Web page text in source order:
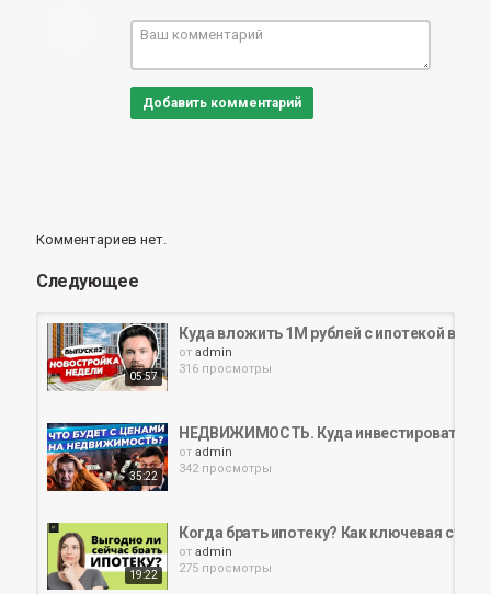
Добавить комментарий
Комментариев нет.
Следующее
05:57
Куда вложить 1М рублей с ипотекой в
от admin
316 просмотры
35:22
НЕДВИЖИМОСТЬ. Куда инвестировать.
от admin
342 просмотры
19:22
Когда брать ипотеку? Как ключевая
от admin
275 просмотры